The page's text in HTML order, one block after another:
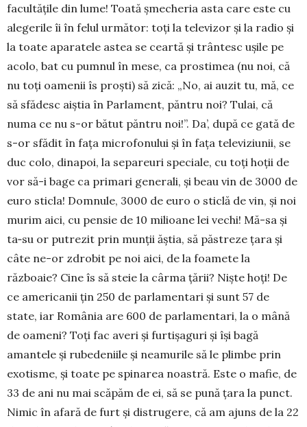
facultățile din lume! Toată șmecheria asta care este cu
alegerile îi în felul următor: toți la televizor și la radio și
la toate aparatele astea se ceartă și trântesc ușile pe
acolo, bat cu pumnul în mese, ca prostimea (nu noi, că
nu toți oamenii îs proști) să zică: „No, ai auzit tu, mă, ce
să sfădesc aiștia în Parlament, păntru noi? Tulai, că
numa ce nu s-or bătut păntru noi!”. Da’, după ce gată de
s-or sfădit în fața microfonului și în fața televiziunii, se
duc colo, dinapoi, la separeuri speciale, cu toți hoții de
vor să-i bage ca primari generali, și beau vin de 3000 de
euro sticla! Domnule, 3000 de euro o sticlă de vin, și noi
murim aici, cu pensie de 10 milioane lei vechi! Mă-sa și
ta‑su or putrezit prin munții ăștia, să păstreze țara și
câte ne-or zdrobit pe noi aici, de la foamete la
războaie? Cine îs să steie la cârma țării? Niște hoți! De
ce americanii țin 250 de parlamentari și sunt 57 de
state, iar România are 600 de parlamentari, la o mână
de oameni? Toți fac averi și furtișaguri și își bagă
amantele și rubedeniile și neamurile să le plimbe prin
exotisme, și toate pe spinarea noastră. Este o mafie, de
33 de ani nu mai scăpăm de ei, să se pună țara la punct.
Nimic în afară de furt și distrugere, că am ajuns de la 22